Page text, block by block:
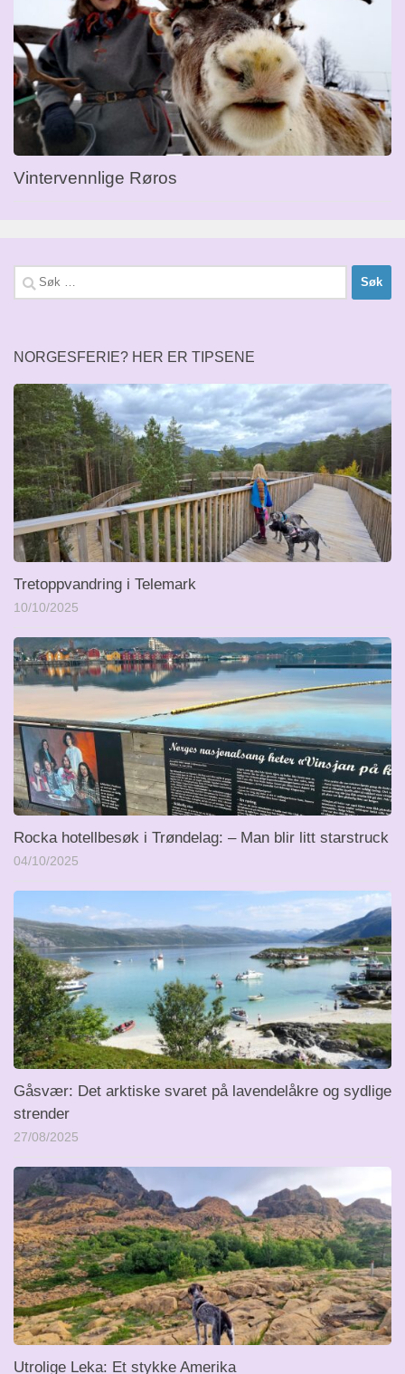
Vintervennlige Røros
Søk
etter:
NORGESFERIE? HER ER TIPSENE
Tretoppvandring i Telemark
10/10/2025
Rocka hotellbesøk i Trøndelag: – Man blir litt starstruck
04/10/2025
Gåsvær: Det arktiske svaret på lavendelåkre og sydlige
strender
27/08/2025
Utrolige Leka: Et stykke Amerika